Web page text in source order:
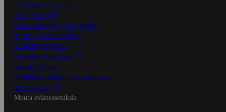
S-Business yrityksille
Oiva-raportit
Osuuskauppojen yhteystiedot
Tilaus- ja toimitusehdot
Tietosuojakäytäntö
Palvelun käyttöehdot
Saavutettavuus
Mobiilisovelluksen saavutettavuus
Mainostajalle
Muuta evästeasetuksia